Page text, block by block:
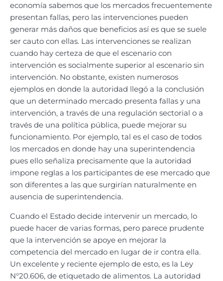
economía sabemos que los mercados frecuentemente
presentan fallas, pero las intervenciones pueden
generar más daños que beneficios así es que se suele
ser cauto con ellas. Las intervenciones se realizan
cuando hay certeza de que el escenario con
intervención es socialmente superior al escenario sin
intervención. No obstante, existen numerosos
ejemplos en donde la autoridad llegó a la conclusión
que un determinado mercado presenta fallas y una
intervención, a través de una regulación sectorial o a
través de una política pública, puede mejorar su
funcionamiento. Por ejemplo, tal es el caso de todos
los mercados en donde hay una superintendencia
pues ello señaliza precisamente que la autoridad
impone reglas a los participantes de ese mercado que
son diferentes a las que surgirían naturalmente en
ausencia de superintendencia.
Cuando el Estado decide intervenir un mercado, lo
puede hacer de varias formas, pero parece prudente
que la intervención se apoye en mejorar la
competencia del mercado en lugar de ir contra ella.
Un excelente y reciente ejemplo de esto, es la Ley
N°20.606, de etiquetado de alimentos. La autoridad